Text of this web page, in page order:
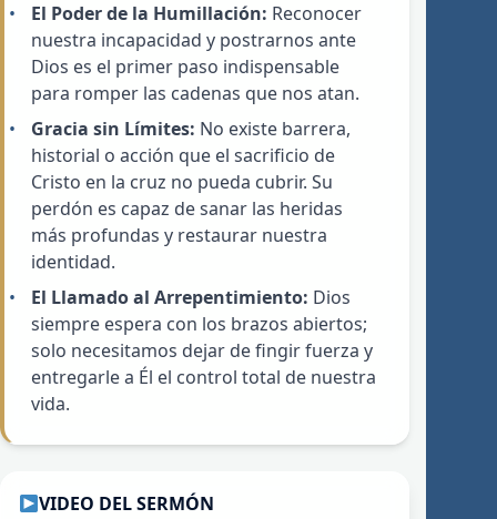
El Poder de la Humillación: Reconocer
nuestra incapacidad y postrarnos ante
Dios es el primer paso indispensable
para romper las cadenas que nos atan.
Gracia sin Límites: No existe barrera,
historial o acción que el sacrificio de
Cristo en la cruz no pueda cubrir. Su
perdón es capaz de sanar las heridas
más profundas y restaurar nuestra
identidad.
El Llamado al Arrepentimiento: Dios
siempre espera con los brazos abiertos;
solo necesitamos dejar de fingir fuerza y
entregarle a Él el control total de nuestra
vida.
VIDEO DEL SERMÓN